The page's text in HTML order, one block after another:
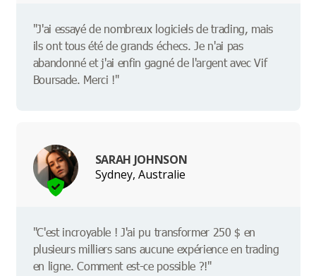
"J'ai essayé de nombreux logiciels de trading, mais
ils ont tous été de grands échecs. Je n'ai pas
abandonné et j'ai enfin gagné de l'argent avec Vif
Boursade. Merci !"
SARAH JOHNSON
Sydney, Australie
"C'est incroyable ! J'ai pu transformer 250 $ en
plusieurs milliers sans aucune expérience en trading
en ligne. Comment est-ce possible ?!"